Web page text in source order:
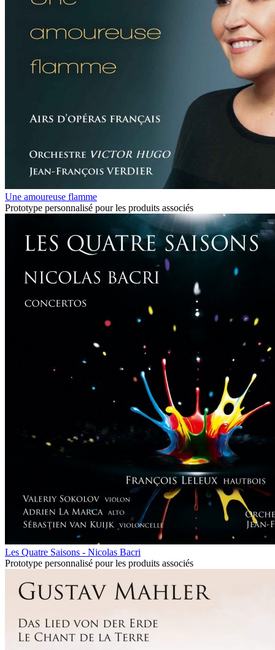
Une amoureuse flamme
Prototype personnalisé pour les produits associés
Les Quatre Saisons - Nicolas Bacri
Prototype personnalisé pour les produits associés